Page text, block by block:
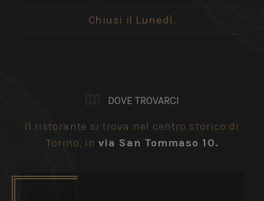
Chiusi il Lunedì.
DOVE TROVARCI
Il ristorante si trova nel centro storico di
Torino, invia San Tommaso 10.